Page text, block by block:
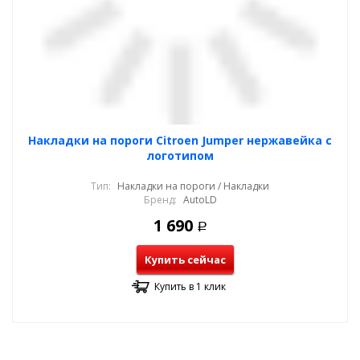
Накладки на пороги Citroen Jumper нержавейка с
логотипом
Тип: Накладки на пороги / Накладки
Бренд: AutoLD
1 690 Р
Купить сейчас
Купить в 1 клик